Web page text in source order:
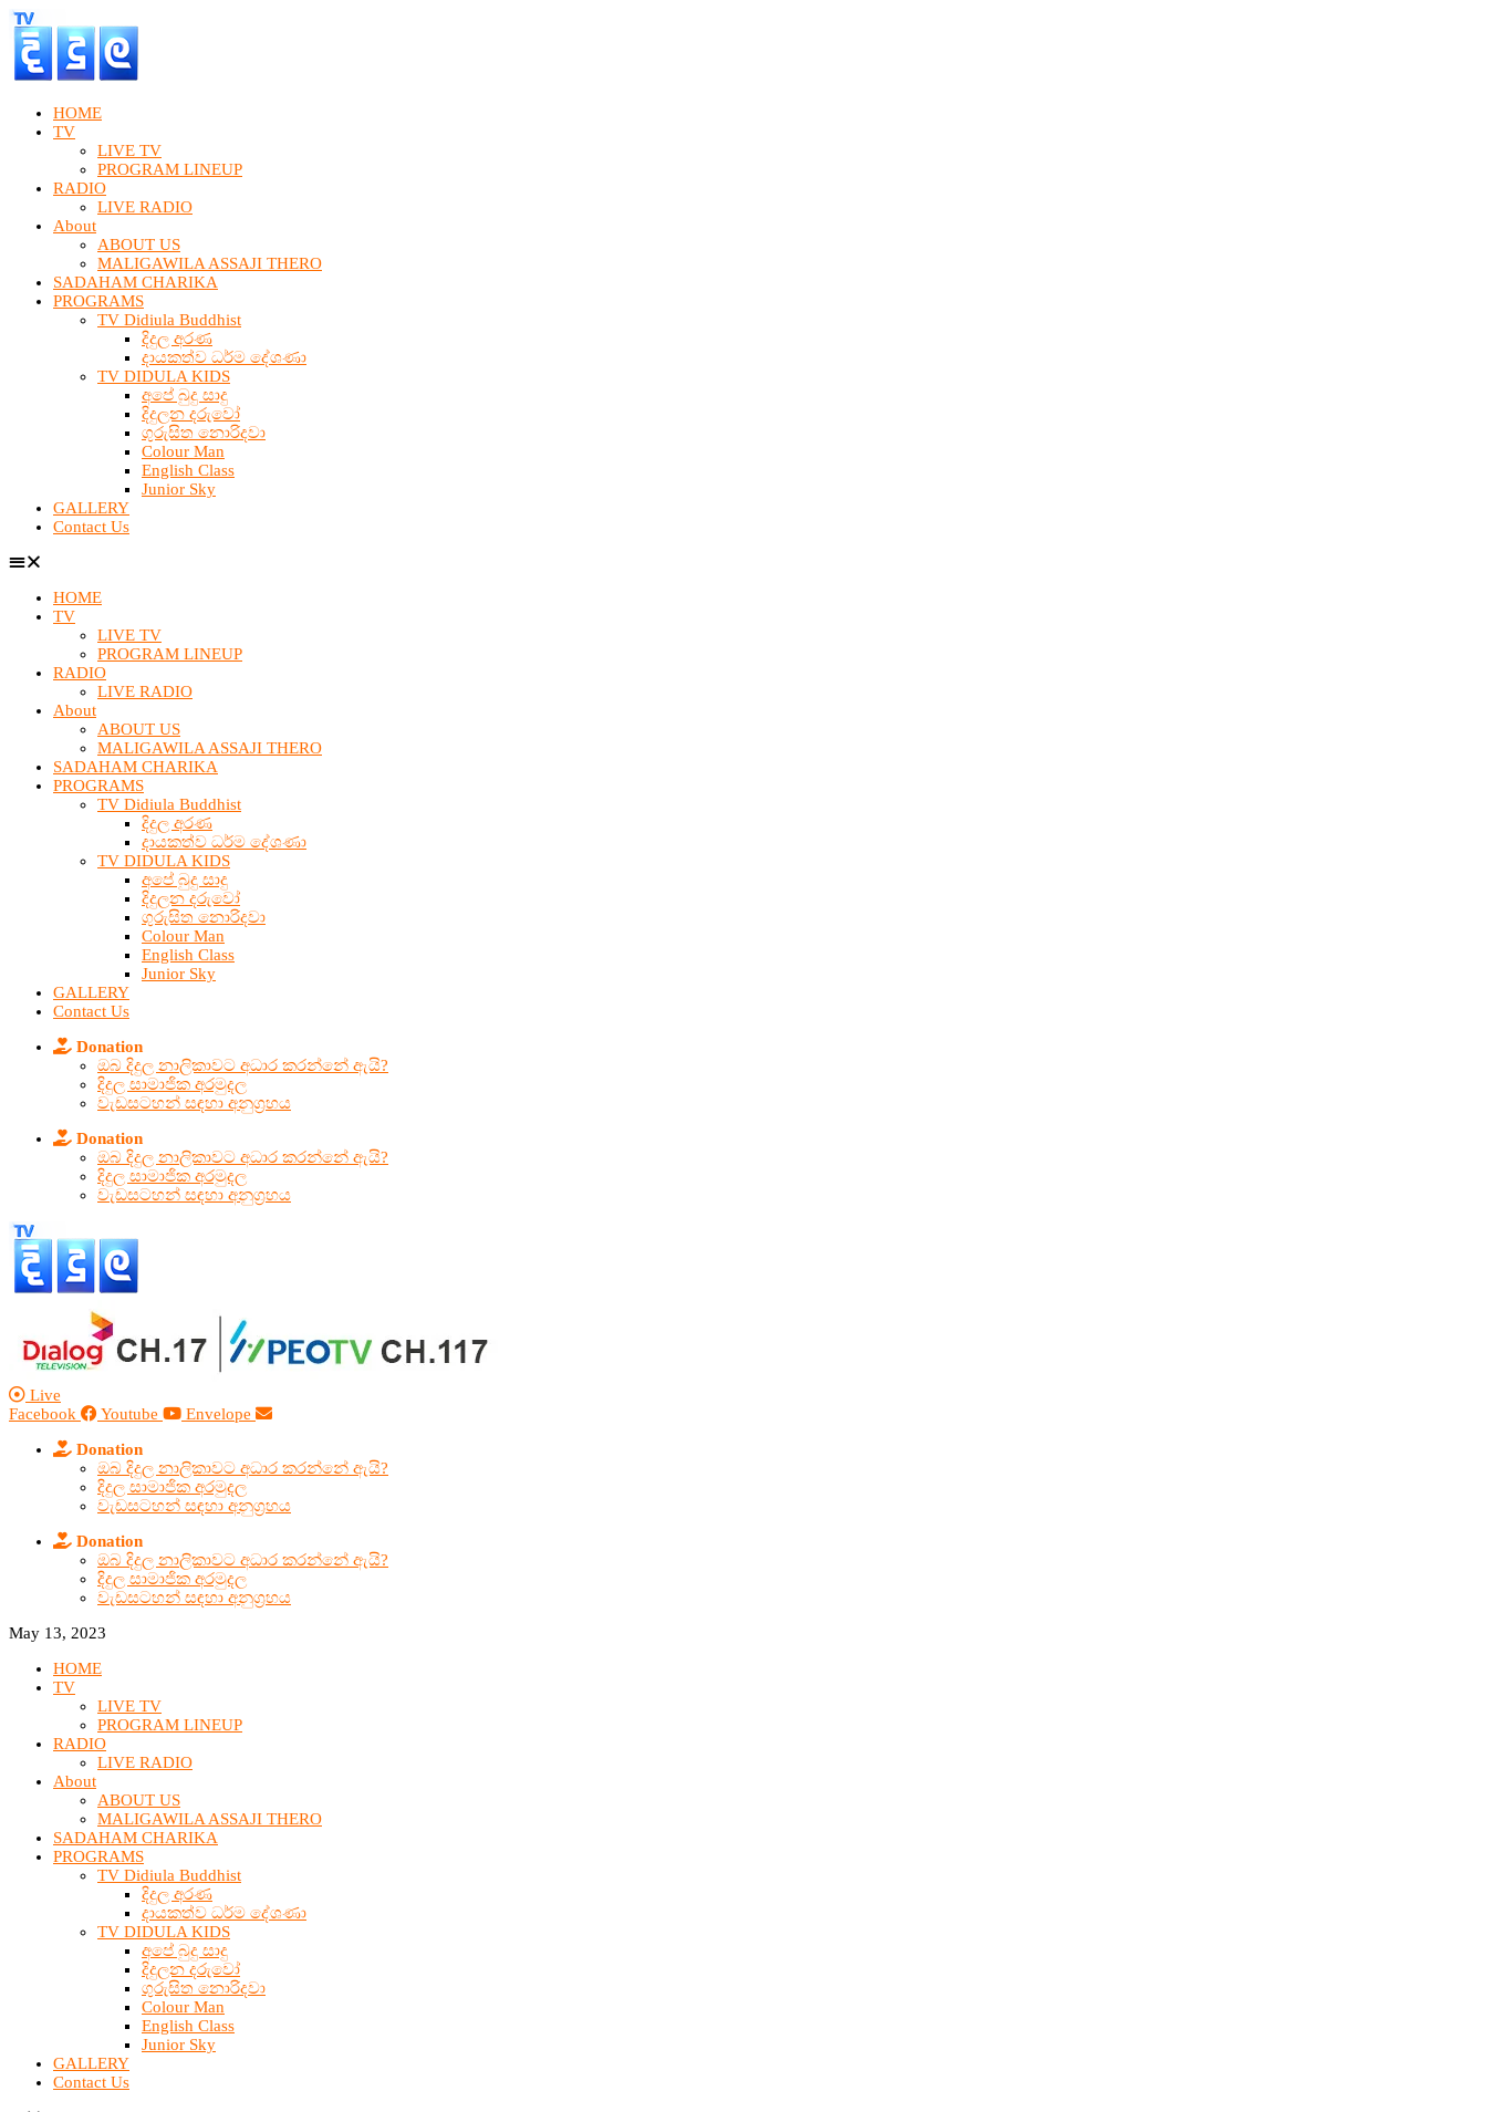
HOME
TV
LIVE TV
PROGRAM LINEUP
RADIO
LIVE RADIO
About
ABOUT US
MALIGAWILA ASSAJI THERO
SADAHAM CHARIKA
PROGRAMS
TV Didiula Buddhist
දිදුල අරණ
දායකත්ව ධර්ම දේශණා
TV DIDULA KIDS
අපේ බුදු සාදු
දිදුලන දරුවෝ
ගුරුසිත නොරිදවා
Colour Man
English Class
Junior Sky
GALLERY
Contact Us
HOME
TV
LIVE TV
PROGRAM LINEUP
RADIO
LIVE RADIO
About
ABOUT US
MALIGAWILA ASSAJI THERO
SADAHAM CHARIKA
PROGRAMS
TV Didiula Buddhist
දිදුල අරණ
දායකත්ව ධර්ම දේශණා
TV DIDULA KIDS
අපේ බුදු සාදු
දිදුලන දරුවෝ
ගුරුසිත නොරිදවා
Colour Man
English Class
Junior Sky
GALLERY
Contact Us
Donation
ඔබ දිදුල නාලිකාවට අධාර කරන්නේ ඇයි?
දිදුල සාමාජික අරමුදල
වැඩසටහන් සඳහා අනුග්‍රහය
Donation
ඔබ දිදුල නාලිකාවට අධාර කරන්නේ ඇයි?
දිදුල සාමාජික අරමුදල
වැඩසටහන් සඳහා අනුග්‍රහය
Live
Facebook
Youtube Envelope
Donation
ඔබ දිදුල නාලිකාවට අධාර කරන්නේ ඇයි?
දිදුල සාමාජික අරමුදල
වැඩසටහන් සඳහා අනුග්‍රහය
Donation
ඔබ දිදුල නාලිකාවට අධාර කරන්නේ ඇයි?
දිදුල සාමාජික අරමුදල
වැඩසටහන් සඳහා අනුග්‍රහය
May 13, 2023
HOME
TV
LIVE TV
PROGRAM LINEUP
RADIO
LIVE RADIO
About
ABOUT US
MALIGAWILA ASSAJI THERO
SADAHAM CHARIKA
PROGRAMS
TV Didiula Buddhist
දිදුල අරණ
දායකත්ව ධර්ම දේශණා
TV DIDULA KIDS
අපේ බුදු සාදු
දිදුලන දරුවෝ
ගුරුසිත නොරිදවා
Colour Man
English Class
Junior Sky
GALLERY
Contact Us